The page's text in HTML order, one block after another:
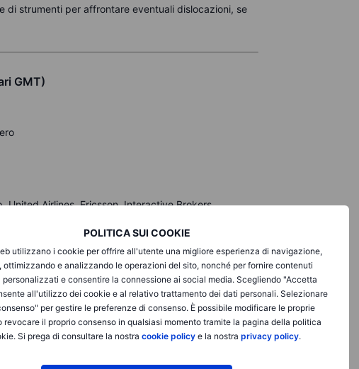
POLITICA SUI COOKIE
utilizzano i cookie per offrire all'utente una migliore esperienza di navigazione,
ottimizzando e analizzando le operazioni del sito, nonché per fornire contenuti
personalizzati e consentire la connessione ai social media. Scegliendo "Accetta
all'utilizzo dei cookie e al relativo trattamento dei dati personali. Selezionare
per gestire le preferenze di consenso. È possibile modificare le proprie
revocare il proprio consenso in qualsiasi momento tramite la pagina della politica
Si prega di consultare la nostra cookie policye la nostra privacy policy.
di strumenti per affrontare eventuali dislocazioni, se
GMT)
United Airlines, Ericsson, Interactive Brokers
Blackstone, Charles Schwab, Marsh & McLennan,
da esenzioni temporanee su alcuni dazi. Lo S&P
hanno chiuso in rialzo, trainati dal comparto
che hanno beneficiato del sollievo tariffario. I